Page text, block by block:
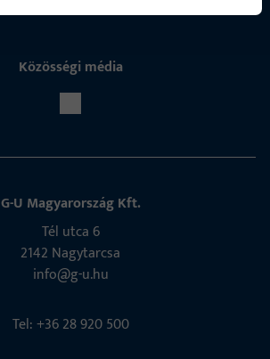
Közösségi média
G-U Magyarország Kft.
Tél utca 6
2142 Nagytarcsa
info@g-u.hu
Tel: +36 28 920 500